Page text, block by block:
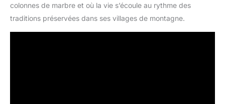
colonnes de marbre et où la vie s’écoule au rythme des
traditions préservées dans ses villages de montagne.